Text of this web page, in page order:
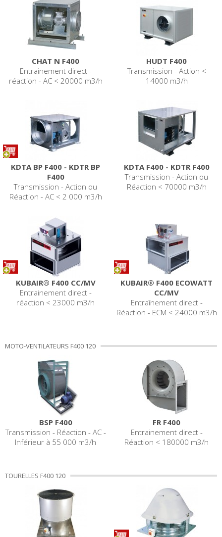
CHAT N F400
Entrainement direct -
réaction - AC < 20000 m3/h
HUDT F400
Transmission - Action <
14000 m3/h
KDTA BP F400 - KDTR BP
F400
Transmission - Action ou
Réaction - AC < 2 000 m3/h
KDTA F400 - KDTR F400
Transmission - Action ou
Réaction < 70000 m3/h
KUBAIR® F400 CC/MV
Entrainement direct -
réaction < 23000 m3/h
KUBAIR® F400 ECOWATT
CC/MV
Entraînement direct -
Réaction - ECM < 24000 m3/h
MOTO-VENTILATEURS F400 120
BSP F400
Transmission - Réaction - AC -
Inférieur à 55 000 m3/h
FR F400
Entrainement direct -
Réaction < 180000 m3/h
TOURELLES F400 120